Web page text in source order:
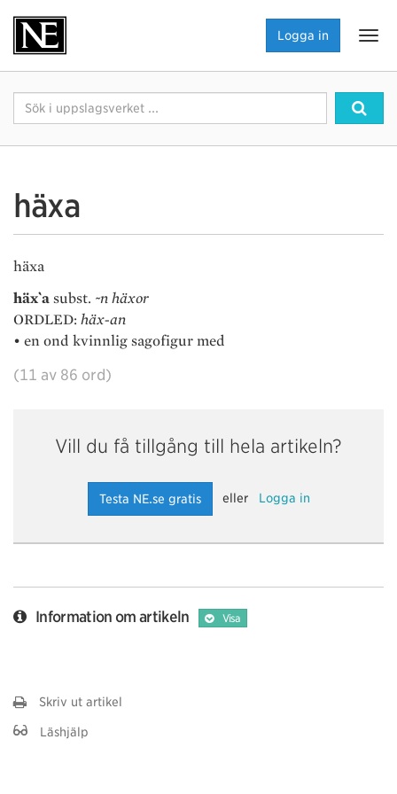
Visa
Logga in
NE.se
Sök
häxa
häxa
häx`a subst. ~n häxor
ORDLED: häx-an
• en ond kvinnlig sagofigur med
(11 av 86 ord)
Vill du få tillgång till hela artikeln?
Testa NE.se gratis eller Logga in
Information om artikeln Visa
Skriv ut artikel
Läshjälp